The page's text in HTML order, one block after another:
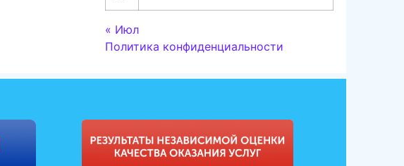
« Июл
Политика конфиденциальности